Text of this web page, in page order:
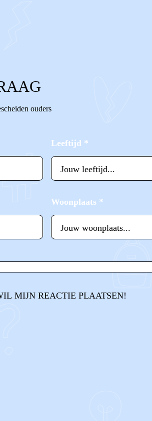
ouders
Leeftijd *
Woonplaats *
MIJN REACTIE PLAATSEN!